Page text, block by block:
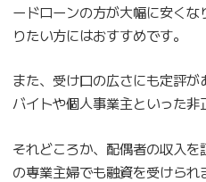
ードローンの方が大幅に安く
りたい方にはおすすめです。
また、受け口の広さにも定評
バイトや個人事業主といった非
それどころか、配偶者の収入
の専業主婦でも融資を受けられ